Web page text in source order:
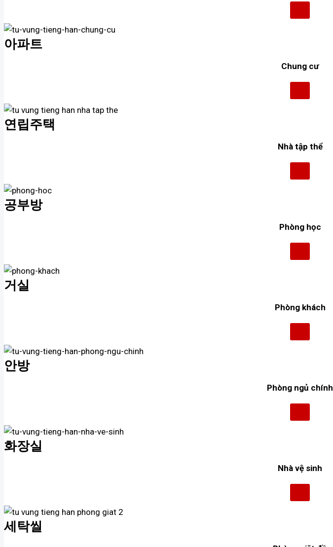
아파트
Chung cư
연립주택
Nhà tập thể
공부방
Phòng học
거실
Phòng khách
안방
Phòng ngủ chính
화장실
Nhà vệ sinh
세탁씰